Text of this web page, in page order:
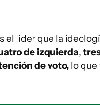
el líder que la
de izquierda,
de voto, lo que